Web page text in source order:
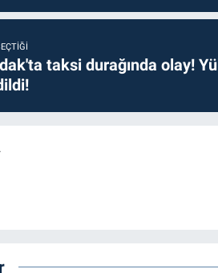
taksi durağında olay!